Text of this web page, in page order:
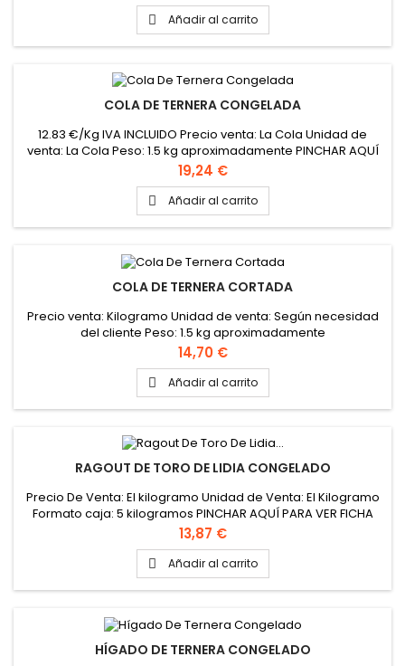
 Añadir al carrito
COLA DE TERNERA CONGELADA
12.83 €/Kg IVA INCLUIDO Precio venta: La Cola Unidad de
venta: La Cola Peso: 1.5 kg aproximadamente PINCHAR AQUÍ
PARA VER FICHA TÉCNICA
Precio
19,24 €
 Añadir al carrito
COLA DE TERNERA CORTADA
Precio venta: Kilogramo Unidad de venta: Según necesidad
del cliente Peso: 1.5 kg aproximadamente
Precio
14,70 €
 Añadir al carrito
RAGOUT DE TORO DE LIDIA CONGELADO
Precio De Venta: El kilogramo Unidad de Venta: El Kilogramo
Formato caja: 5 kilogramos PINCHAR AQUÍ PARA VER FICHA
TÉCNICA
Precio
13,87 €
 Añadir al carrito
HÍGADO DE TERNERA CONGELADO